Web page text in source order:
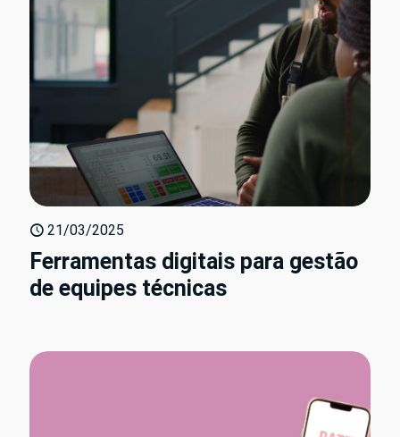
21/03/2025
Ferramentas digitais para gestão
de equipes técnicas